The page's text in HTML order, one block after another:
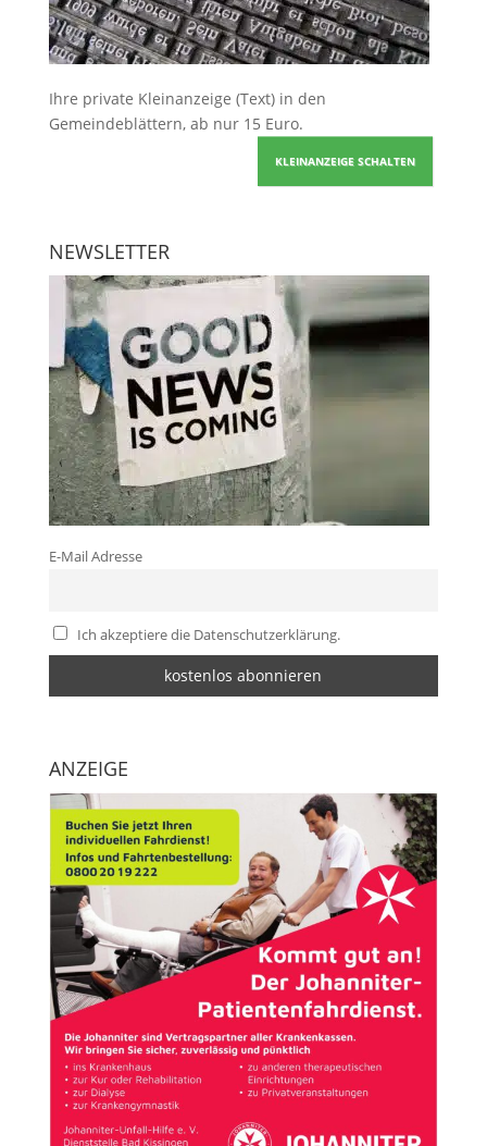
Ihre private Kleinanzeige (Text) in den
Gemeindeblättern, ab nur 15 Euro.
KLEINANZEIGE SCHALTEN
NEWSLETTER
E-Mail Adresse
Ich akzeptiere die Datenschutzerklärung.
ANZEIGE